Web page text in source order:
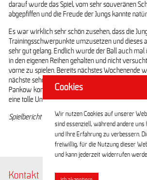
darauf wurde das Spiel, vom sehr souveränen
abgepfiffen und die Freude der Jungs kannte
Es war wirklich sehr schön zusehen, dass die
Trainingsschwerpunkte umzusetzen und dieses
sehr gut gelang. Endlich wurde der Ball auch mal
in den eigenen Reihen gehalten und nicht
vorne zu spielen. Bereits nächstes Wochenende
nächste sehr schwere Aufgabe – die körperlich
Pankow kommt zu uns in die Paul-Heyse-Str.
eine tolle Unterstützung unserer Fans und die
Spielbericht Rico H.
Kontakt
Cookies
Wir nutzen Cookies auf unserer
sind essenziell, während andere uns
und Ihre Erfahrung zu verbessern.
freiwillig, für die Nutzung dieser
und kann jederzeit widerrufen